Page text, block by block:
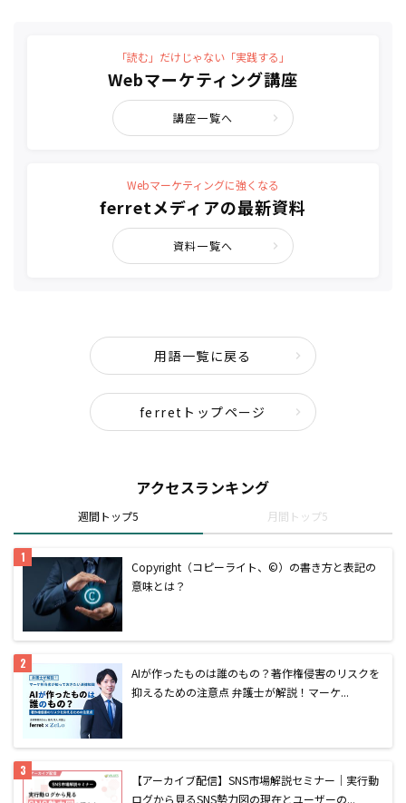
「読む」だけじゃない「実践する」
Webマーケティング講座
講座一覧へ
Webマーケティングに強くなる
ferretメディアの最新資料
資料一覧へ
用語一覧に戻る
ferretトップページ
アクセスランキング
週間トップ5 月間トップ5
Copyright（コピーライト、©）の書き方と表記の
意味とは？
AIが作ったものは誰のもの？著作権侵害のリスクを
抑えるための注意点 弁護士が解説！マーケ...
【アーカイブ配信】SNS市場解説セミナー｜実行動
ログから見るSNS勢力図の現在とユーザーの...